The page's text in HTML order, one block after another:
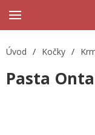
Úvod / Kočky /
Pasta